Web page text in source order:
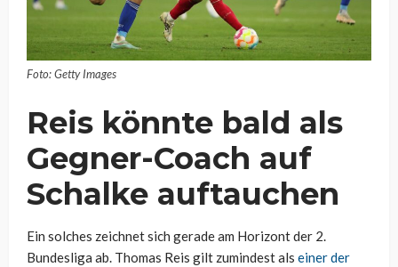
Foto: Getty Images
Reis könnte bald als
Gegner-Coach auf
Schalke auftauchen
Ein solches zeichnet sich gerade am Horizont der 2.
Bundesliga ab. Thomas Reis gilt zumindest als einer der